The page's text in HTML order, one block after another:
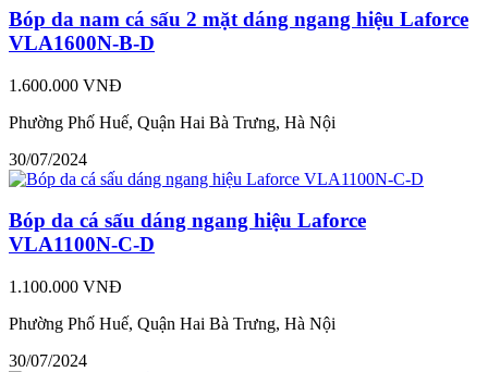
Bóp da nam cá sấu 2 mặt dáng ngang hiệu Laforce
VLA1600N-B-D
1.600.000 VNĐ
Phường Phố Huế, Quận Hai Bà Trưng, Hà Nội
30/07/2024
Bóp da cá sấu dáng ngang hiệu Laforce
VLA1100N-C-D
1.100.000 VNĐ
Phường Phố Huế, Quận Hai Bà Trưng, Hà Nội
30/07/2024